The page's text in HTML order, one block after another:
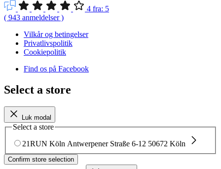
4 fra: 5
( 943 anmeldelser)
Vilkår og betingelser
Privatlivspolitik
Cookiepolitik
Find os på Facebook
Select a store
Luk modal
Select a store
21RUN Köln Antwerpener Straße 6-12 50672 Köln
Confirm store selection